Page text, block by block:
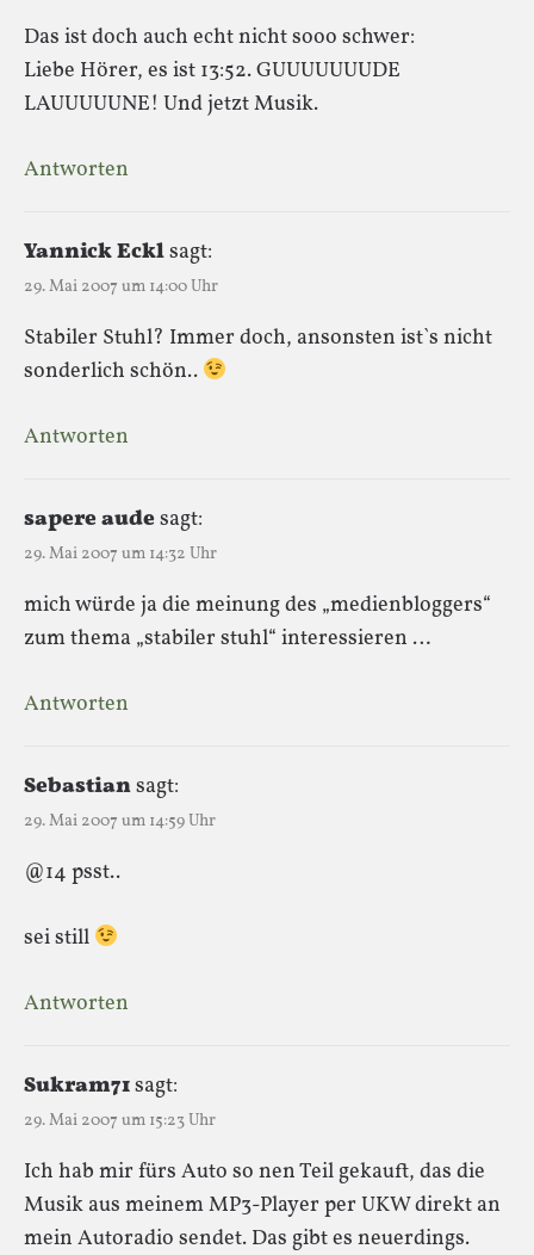
Das ist doch auch echt nicht sooo schwer:
Liebe Hörer, es ist 13:52. GUUUUUUUDE
LAUUUUUNE! Und jetzt Musik.
Antworten
Yannick Ecklsagt:
29. Mai 2007 um 14:00 Uhr
Stabiler Stuhl? Immer doch, ansonsten ist`s nicht
sonderlich schön..
Antworten
sapere audesagt:
29. Mai 2007 um 14:32 Uhr
mich würde ja die meinung des „medienbloggers“
zum thema „stabiler stuhl“ interessieren …
Antworten
Sebastiansagt:
29. Mai 2007 um 14:59 Uhr
@14 psst..
sei still
Antworten
Sukram71sagt:
29. Mai 2007 um 15:23 Uhr
Ich hab mir fürs Auto so nen Teil gekauft, das die
Musik aus meinem MP3-Player per UKW direkt an
mein Autoradio sendet. Das gibt es neuerdings.